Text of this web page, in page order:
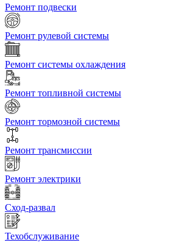
Ремонт подвески
Ремонт рулевой системы
Ремонт системы охлаждения
Ремонт топливной системы
Ремонт тормозной системы
Ремонт трансмиссии
Ремонт электрики
Сход-развал
Техобслуживание